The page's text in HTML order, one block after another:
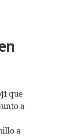
que
a
a